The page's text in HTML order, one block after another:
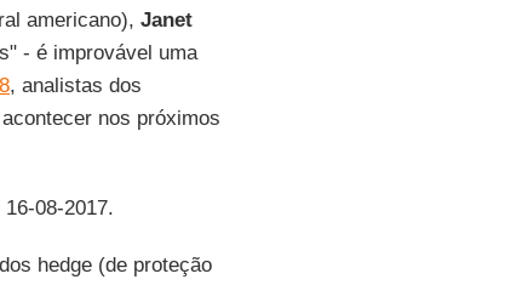
americano), Janet
- é improvável uma
, analistas dos
nos próximos
16-08-2017.
hedge (de proteção